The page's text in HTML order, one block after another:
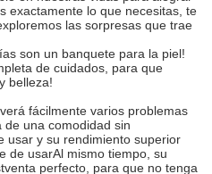
exactamente lo que necesitas, te
las sorpresas que trae
son un banquete para la piel!
de cuidados, para que
belleza!
fácilmente varios problemas
una comodidad sin
usar y su rendimiento superior
de usarAl mismo tiempo, su
perfecto, para que no tenga